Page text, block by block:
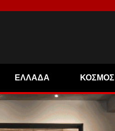
ΕΛΛΑΔΑ ΚΟΣΜΟΣ